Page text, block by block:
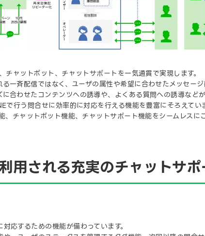
ャットボット、チャットサポートを一気通貫で実現します。
一斉配信ではなく、ユーザの属性や希望に合わせたメッセージ
合わせたコンテンツへの誘導や、よくある質問への誘導などが
行う問合せに効率的に対応を行える機能を豊富にそろえていま
チャットボット機能、チャットサポート機能をシームレスにご
用される充実のチャットサ
応するための機能が備わっています。